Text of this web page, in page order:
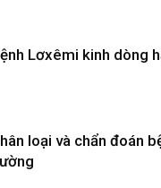
Lơxêmi kinh dòng
loại và chẩn đoán